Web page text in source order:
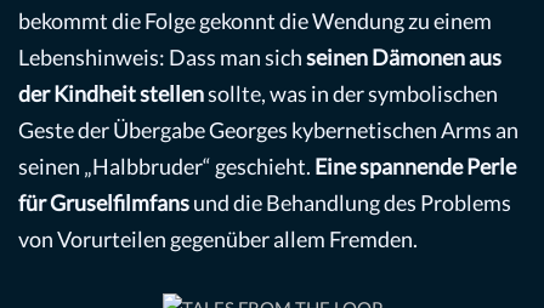
bekommt die Folge gekonnt die Wendung zu einem
Lebenshinweis: Dass man sichseinen Dämonen aus
der Kindheit stellensollte, was in der symbolischen
Geste der Übergabe Georges kybernetischen Arms an
seinen „Halbbruder“ geschieht. Eine spannende Perle
für Gruselfilmfansund die Behandlung des Problems
von Vorurteilen gegenüber allem Fremden.